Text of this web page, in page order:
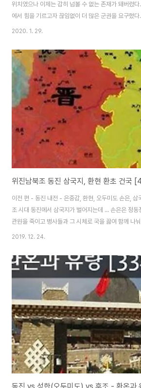
위치였으나 이제는 감히 넘볼 수 없는 존재가 돼버렸
에서 힘을 기르고자 끊임없이 더 많은 군권을 요구했
에서나 가능한 일이었다. 그런데, 유유가 노순의 반란을
노환을 이유로 퇴임하자 유의는 형, 영, 진, 옹주 4개
후에도 자신의 측근들을 요충지의 대장으로 계속해서
형주의 군부를 장악해 북으론 한수, 서쪽으론 파촉, 남
사통팔달의 요충지를 점거한 상태였다. 유유가 계속 유
건 자신감의 표시이기..
2020. 1. 29.
위진남북조 동진 삼국지, 환현 환초 건국
이전 편 - 동진 내전 - 은중감, 환현, 오두미도 손은,
조 시대 동진에서 삼국지가 벌어지는데 ... 손은은 정동
관원을 죽이고 병사들과 그 시체로 국을 끓여 함께 나
다. 그리고 부녀자들은 아이들이 행동에 방해된다고 생
주를 알현한 후 너와 다시 만날 것이다." (원래 오두미
동진은 환현, 은중감, 양전기가 할거하고 있었으며, 조
는 신도들도 많았다. 그러나 손은의 반란은 오래가지
던 유뢰지의 장수 ㅠㅠ 아니 ㅇㅇ 아니 유유가 이끄는
것이다. 손은..
2019. 12. 24.